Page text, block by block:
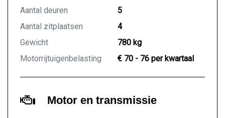
Aantal deuren
5
Aantal zitplaatsen
4
Gewicht
780 kg
Motorrijtuigenbelasting
€ 70 - 76 per kwartaal
Motor en transmissie